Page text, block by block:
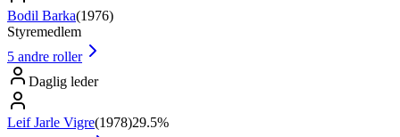
Bodil Barka(1976)
Styremedlem
5 andre roller
Daglig leder
Leif Jarle Vigre(1978)29.5%